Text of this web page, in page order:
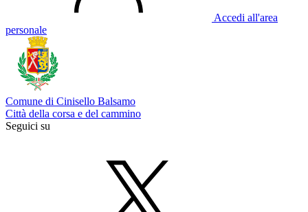
Accedi all'area
personale
Comune di Cinisello Balsamo
Città della corsa e del cammino
Seguici su